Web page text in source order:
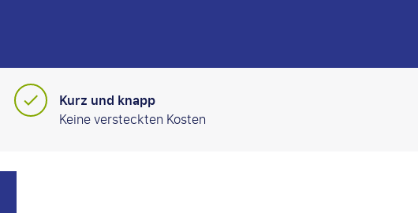
Kurz und knapp
Keine versteckten Kosten